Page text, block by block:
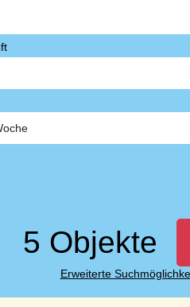
5 Objekte
Erweiterte